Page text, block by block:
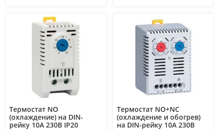
Термостат NO
(охлаждение) на DIN-
рейку 10А 230В IP20
Термостат NO+NC
(охлаждение и обогрев)
на DIN-рейку 10A 230В